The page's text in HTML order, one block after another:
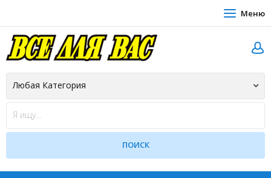
Меню